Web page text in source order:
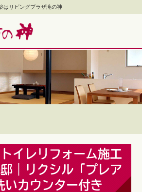
はリビングプラザ滝の神
イレリフォーム施工
｜リクシル「プレア
いカウンター付き